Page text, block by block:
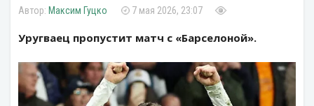
Максим Гуцко 7 мая 2026, 23:07
Уругваец пропустит матч с «Барселоной».